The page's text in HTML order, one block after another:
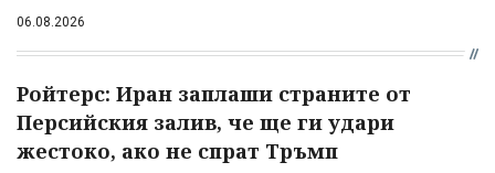
06.08.2026
Ройтерс: Иран заплаши страните от
Персийския залив, че ще ги удари
жестоко, ако не спрат Тръмп